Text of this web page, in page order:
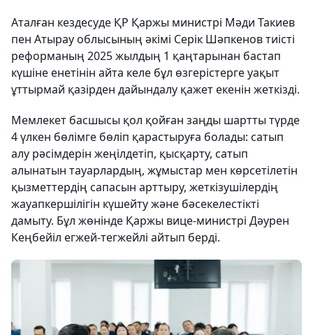
Аталған кездесуде ҚР Қаржы министрі Мәди Такиев
пен Атырау облысының әкімі Серік Шәпкенов тиісті
реформаның 2025 жылдың 1 қаңтарынан бастап
күшіне енетінін айта келе бұл өзгерістерге уақыт
ұттырмай қазірден дайындалу қажет екенін жеткізді.
Мемлекет басшысы қол қойған заңды шартты түрде
4 үлкен бөлімге бөліп қарастыруға болады: сатып
алу рәсімдерін жеңілдетіп, қысқарту, сатып
алынатын тауарлардың, жұмыстар мен көрсетілетін
қызметтердің сапасын арттыру, жеткізушілердің
жауапкершілігін күшейту және бәсекелестікті
дамыту. Бұл жөнінде Қаржы вице-министрі Дәурен
Кеңбейіл егжей-тегжейлі айтып берді.